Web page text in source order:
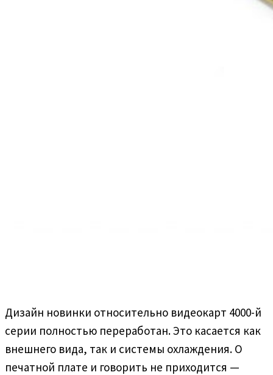
Дизайн новинки относительно видеокарт 4000-й
серии полностью переработан. Это касается как
внешнего вида, так и системы охлаждения. О
печатной плате и говорить не приходится —